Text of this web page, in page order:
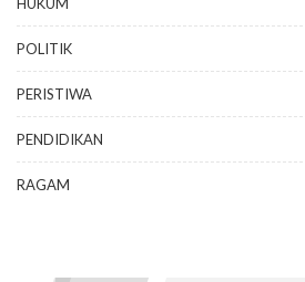
POLITIK
PERISTIWA
PENDIDIKAN
RAGAM